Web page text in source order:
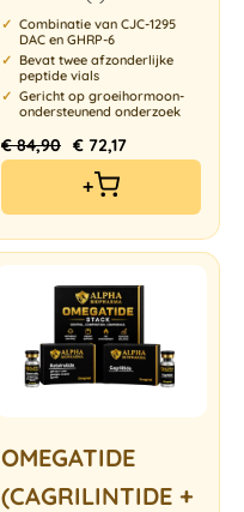
Gewaardeerd
5.00uit 5
Combinatie van CJC-1295
DAC en GHRP-6
Bevat twee afzonderlijke
peptide vials
Gericht op groeihormoon-
ondersteunend onderzoek
€84,90 € 72,17
+
OMEGATIDE
(CAGRILINTIDE +